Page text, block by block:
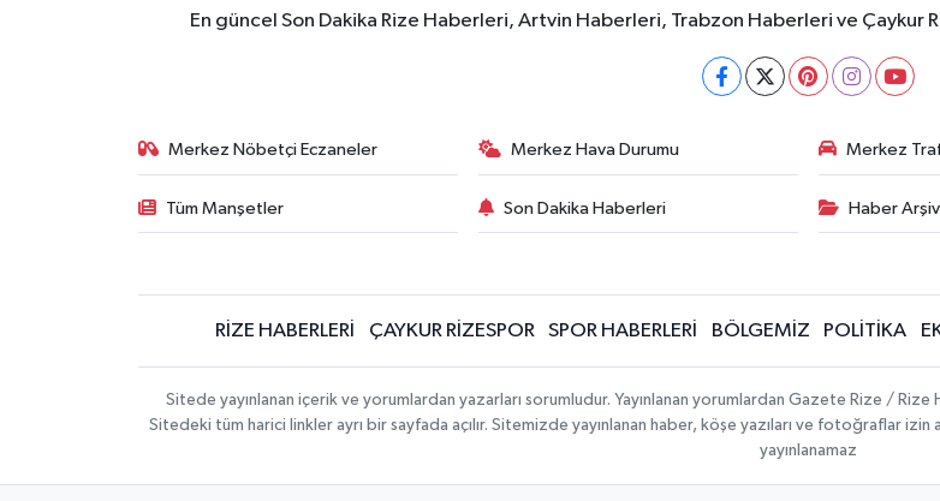
En güncel Son Dakika Rize Haberleri, Artvin Haberleri, Trabzon Haberleri ve
Merkez Nöbetçi Eczaneler Merkez Hava Durumu Merkez
Tüm Manşetler Son Dakika Haberleri Haber
RİZE HABERLERİ ÇAYKUR RİZESPOR SPOR HABERLERİ BÖLGEMİZ POLİTİKA
Sitede yayınlanan içerik ve yorumlardan yazarları sorumludur. Yayınlanan yorumlardan Gazete Rize /
Sitedeki tüm harici linkler ayrı bir sayfada açılır. Sitemizde yayınlanan haber, köşe yazıları ve fotoğraflar
yayınlanamaz